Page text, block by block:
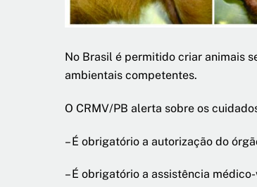
No Brasil é permitido criar animais
ambientais competentes.
O CRMV/PB alerta sobre os
– É obrigatório a autorização do
– É obrigatório a assistência